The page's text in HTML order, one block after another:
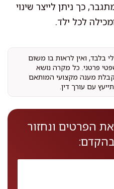
כך ניתן לייצר שינוי
לכל ילד.
בלבד, ואין לראות בו משום
פרטני. כל מקרה נושא
לקבלת מענה מקצועי המותאם
עם עורך דין.
הפרטים ונחזור